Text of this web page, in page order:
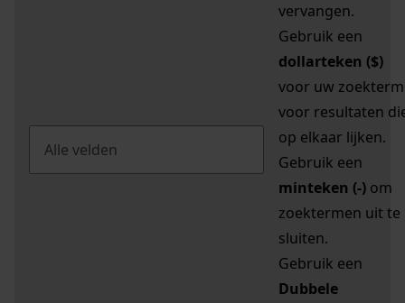
vervangen.
Gebruik een
dollarteken ($)
voor uw zoekterm
voor resultaten
op elkaar lijken.
Gebruik een
minteken (-) om
zoektermen uit te
sluiten.
Gebruik een
Dubbele